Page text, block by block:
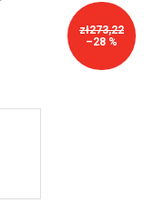
zł273,22
–28 %